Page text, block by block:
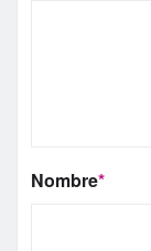
Nombre*